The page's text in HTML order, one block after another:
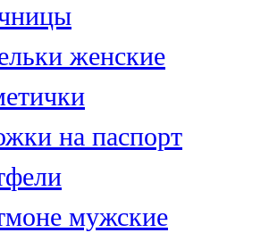
женские
на паспорт
мужские